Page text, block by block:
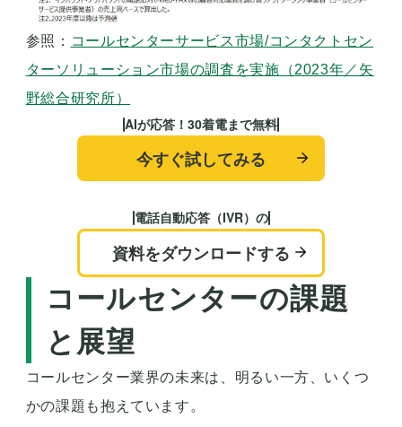
参照： コールセンターサービス市場/コンタクトセン
ターソリューション市場の調査を実施（2023年／矢
野総合研究所）
AIが応答！30着電まで無料
今すぐ試してみる
電話自動応答（IVR）の
資料をダウンロードする
コールセンターの課題
と展望
コールセンター業界の未来は、明るい一方、いくつ
かの課題も抱えています。